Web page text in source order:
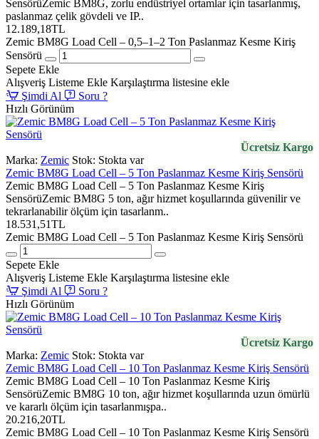
SensörüZemic BM8G, zorlu endüstriyel ortamlar için tasarlanmış,
paslanmaz çelik gövdeli ve IP..
12.189,18TL
Zemic BM8G Load Cell – 0,5–1–2 Ton Paslanmaz Kesme Kiriş
Sensörü
Sepete Ekle
Alışveriş Listeme Ekle Karşılaştırma listesine ekle
Şimdi Al
Soru ?
Hızlı Görünüm
Ücretsiz Kargo
Marka: Zemic Stok: Stokta var
Zemic BM8G Load Cell – 5 Ton Paslanmaz Kesme Kiriş Sensörü
Zemic BM8G Load Cell – 5 Ton Paslanmaz Kesme Kiriş
SensörüZemic BM8G 5 ton, ağır hizmet koşullarında güvenilir ve
tekrarlanabilir ölçüm için tasarlanm..
18.531,51TL
Zemic BM8G Load Cell – 5 Ton Paslanmaz Kesme Kiriş Sensörü
Sepete Ekle
Alışveriş Listeme Ekle Karşılaştırma listesine ekle
Şimdi Al
Soru ?
Hızlı Görünüm
Ücretsiz Kargo
Marka: Zemic Stok: Stokta var
Zemic BM8G Load Cell – 10 Ton Paslanmaz Kesme Kiriş Sensörü
Zemic BM8G Load Cell – 10 Ton Paslanmaz Kesme Kiriş
SensörüZemic BM8G 10 ton, ağır hizmet koşullarında uzun ömürlü
ve kararlı ölçüm için tasarlanmışpa..
20.216,20TL
Zemic BM8G Load Cell – 10 Ton Paslanmaz Kesme Kiriş Sensörü